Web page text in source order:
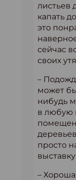
листьев
капать
это
сейчас
своих
–
может
нибудь
в любую
просто
–